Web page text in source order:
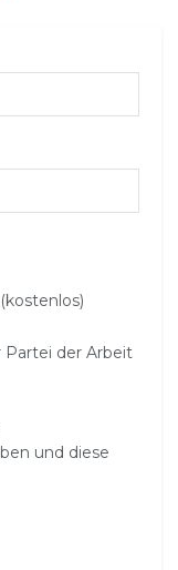
der Arbeit
und diese